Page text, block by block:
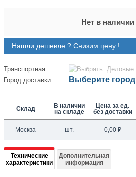
Нет в наличии
Нашли дешевле ? Снизим цену !
Транспортная:
Город доставки:
Выберите город
Склад
В наличии
на складе
Цена за ед.
без доставки
Москва шт. 0,00 ₽
Подробная
информация
Технические
характеристики
Дополнительная
информация